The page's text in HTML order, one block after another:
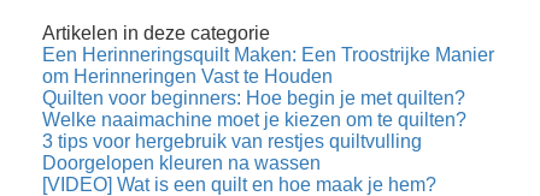
Artikelen in deze categorie
Een Herinneringsquilt Maken: Een Troostrijke Manier
om Herinneringen Vast te Houden
Quilten voor beginners: Hoe begin je met quilten?
Welke naaimachine moet je kiezen om te quilten?
3 tips voor hergebruik van restjes quiltvulling
Doorgelopen kleuren na wassen
[VIDEO] Wat is een quilt en hoe maak je hem?